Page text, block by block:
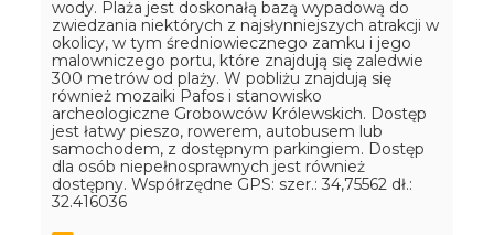
wody. Plaża jest doskonałą bazą wypadową do
zwiedzania niektórych z najsłynniejszych atrakcji w
okolicy, w tym średniowiecznego zamku i jego
malowniczego portu, które znajdują się zaledwie
300 metrów od plaży. W pobliżu znajdują się
również mozaiki Pafos i stanowisko
archeologiczne Grobowców Królewskich. Dostęp
jest łatwy pieszo, rowerem, autobusem lub
samochodem, z dostępnym parkingiem. Dostęp
dla osób niepełnosprawnych jest również
dostępny. Współrzędne GPS: szer.: 34,75562 dł.:
32.416036